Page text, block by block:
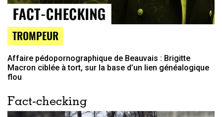
TROMPEUR
Affaire pédopornographique de Beauvais : Brigitte
Macron ciblée à tort, sur la base d’un lien généalogique
flou
Fact-checking